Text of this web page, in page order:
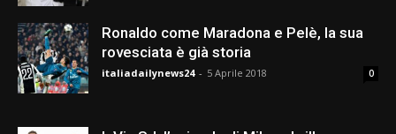
Ronaldo come Maradona e Pelè, la sua
rovesciata è già storia
italiadailynews24 - 5 Aprile 2018 0